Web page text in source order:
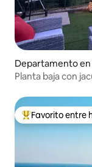
Departamento
Planta baja con
De los mejores
Favorito entre